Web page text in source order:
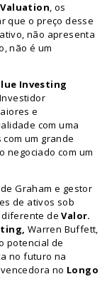
Valuation, os
que o preço desse
não apresenta
não é um
Investing
e
com uma
um grande
negociado com um
Graham e gestor
de ativos sob
diferente deValor.
Warren Buffett,
potencial de
no futuro na
no Longo